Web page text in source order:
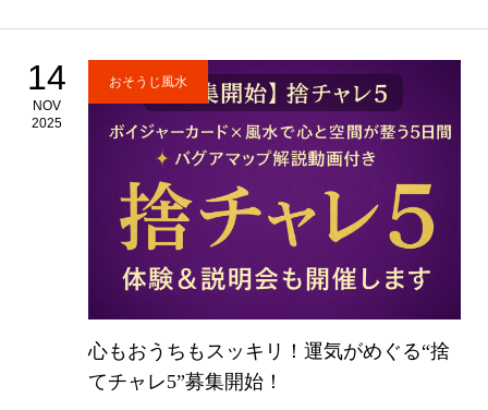
14
NOV
2025
おそうじ風水
心もおうちもスッキリ！運気がめぐる“捨
てチャレ5”募集開始！